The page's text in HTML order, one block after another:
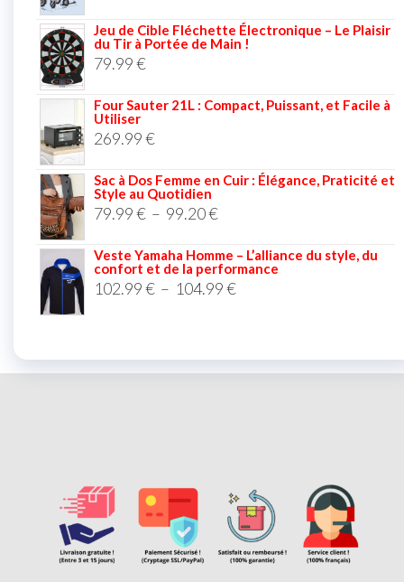
Jeu de Cible Fléchette Électronique – Le Plaisir
du Tir à Portée de Main !
79.99€
Four Sauter 21L : Compact, Puissant, et Facile à
Utiliser
269.99€
Sac à Dos Femme en Cuir : Élégance, Praticité et
Style au Quotidien
79.99€ – 99.20€
Veste Yamaha Homme – L’alliance du style, du
confort et de la performance
102.99€ – 104.99€